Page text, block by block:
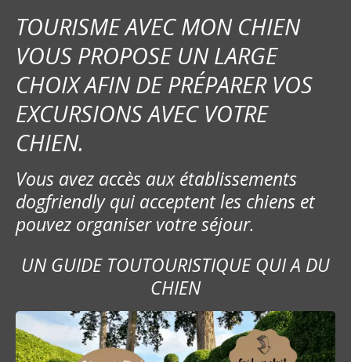
i
c
l
e
TOURISME AVEC MON CHIEN
VOUS PROPOSE UN LARGE
CHOIX AFIN DE PRÉPARER VOS
EXCURSIONS AVEC VOTRE
CHIEN.
Vous avez accès aux établissements
dogfriendly qui acceptent les chiens et
pouvez organiser votre séjour.
UN GUIDE TOUTOURISTIQUE QUI A DU
CHIEN